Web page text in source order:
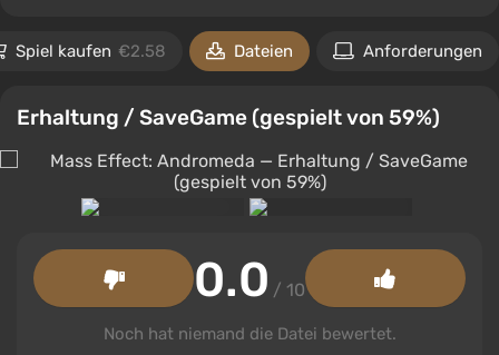
Spiel kaufen €2.58 Dateien Anforderungen
Erhaltung / SaveGame (gespielt von 59%)
0.0 / 10
Noch hat niemand die Datei bewertet.